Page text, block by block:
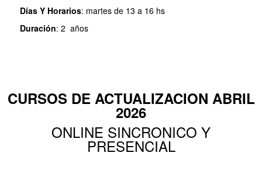
Días Y Horarios: martes de 13 a 16 hs
Duración: 2 años
CURSOS DE ACTUALIZACION ABRIL
2026
ONLINE SINCRONICO Y
PRESENCIAL